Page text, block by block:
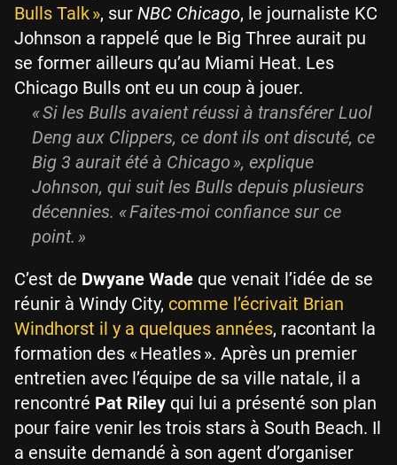
Bulls Talk », sur NBC Chicago, le journaliste KC
Johnson a rappelé que le Big Three aurait pu
se former ailleurs qu’au Miami Heat. Les
Chicago Bulls ont eu un coup à jouer.
« Si les Bulls avaient réussi à transférer Luol
Deng aux Clippers, ce dont ils ont discuté, ce
Big 3 aurait été à Chicago », explique
Johnson, qui suit les Bulls depuis plusieurs
décennies. « Faites-moi confiance sur ce
point. »
C’est de Dwyane Wade que venait l’idée de se
réunir à Windy City, comme l’écrivait Brian
Windhorst il y a quelques années, racontant la
formation des « Heatles ». Après un premier
entretien avec l’équipe de sa ville natale, il a
rencontré Pat Riley qui lui a présenté son plan
pour faire venir les trois stars à South Beach. Il
a ensuite demandé à son agent d’organiser